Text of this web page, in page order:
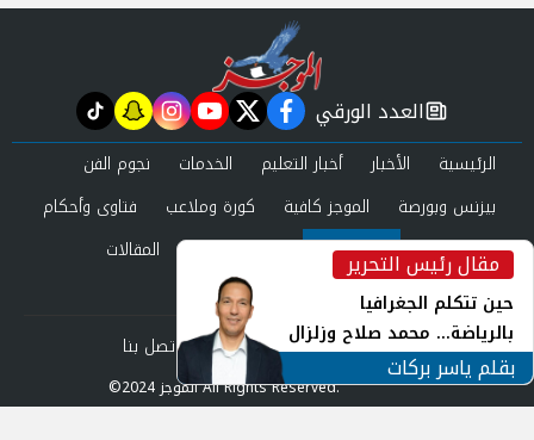
مقال رئيس التحرير
حين تتكلم الجغرافيا
بالرياضة... محمد صلاح وزلزال
الهوية في الشارع التركي
بقلم ياسر بركات
newspaper
العدد الورقي facebook
twitter
youtube
instagram
snapchat
tiktok
الرئيسية الأخبار أخبار التعليم الخدمات
نجوم الفن
بيزنس وبورصة
الموجز كافية كورة وملاعب
فتاوى وأحكام
صحة وجمال
عرب وعالم حوادث ومحاكم
المقالات
العدد الورقي
من نحن
سياسة الخصوصية اتصل بنا
©2024 الموجز All Rights Reserved.